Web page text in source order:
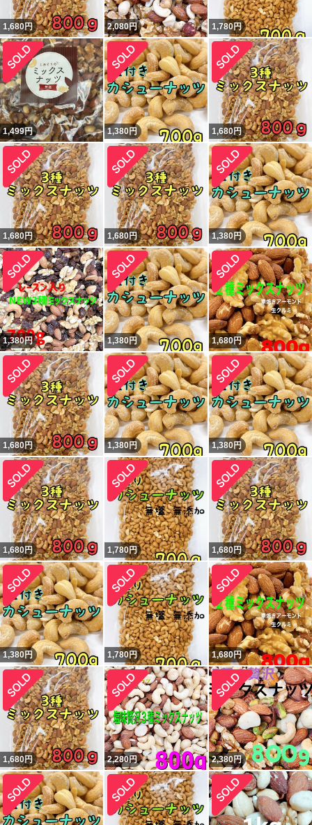
1,680円 2,080円 1,780円
1,499円 1,380円 1,680円
1,680円 1,680円 1,380円
1,380円 1,380円 1,680円
1,680円 1,380円 1,380円
1,680円 1,780円 1,680円
1,380円 1,780円 1,680円
1,680円 2,280円 2,380円